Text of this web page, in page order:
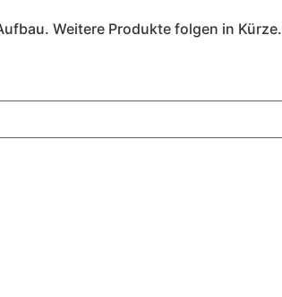
Weitere Produkte folgen in Kürze.